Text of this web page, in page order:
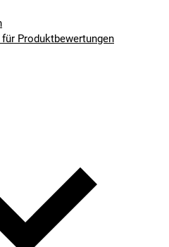
Produktbewertungen